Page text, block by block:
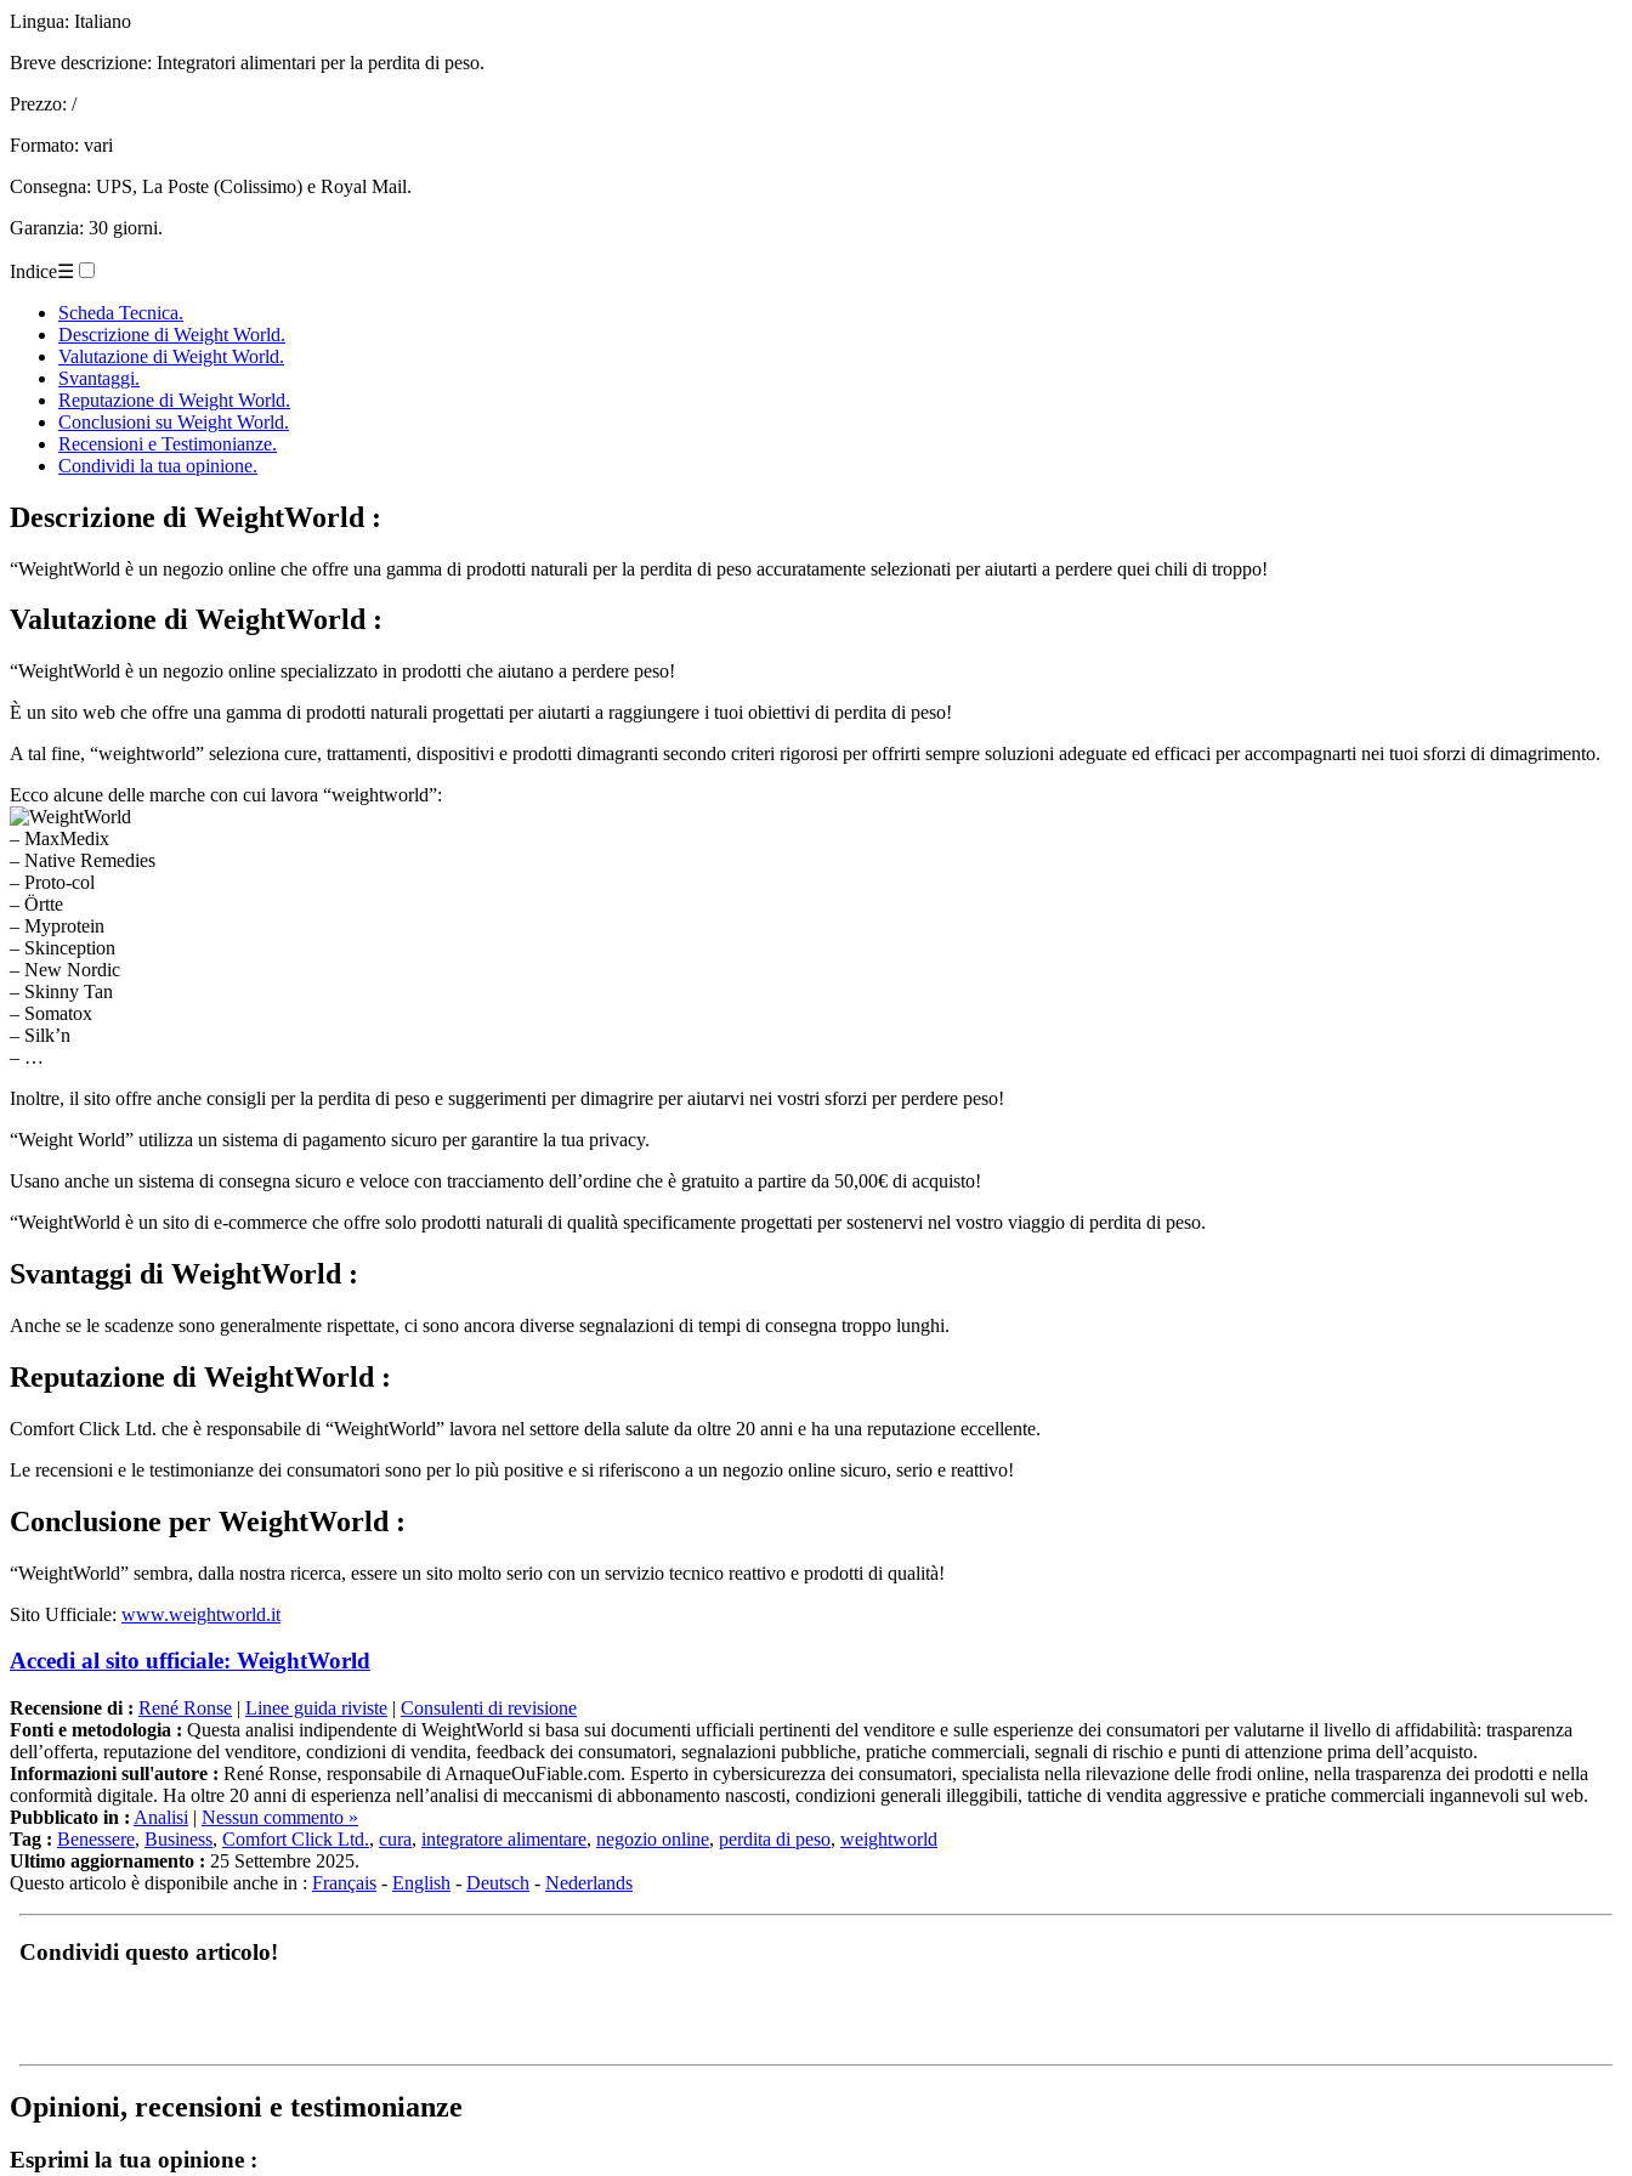
Lingua: Italiano
Breve descrizione: Integratori alimentari per la perdita di peso.
Prezzo: /
Formato: vari
Consegna: UPS, La Poste (Colissimo) e Royal Mail.
Garanzia: 30 giorni.
Indice☰
Scheda Tecnica.
Descrizione di Weight World.
Valutazione di Weight World.
Svantaggi.
Reputazione di Weight World.
Conclusioni su Weight World.
Recensioni e Testimonianze.
Condividi la tua opinione.
Descrizione di WeightWorld :
“WeightWorld è un negozio online che offre una gamma di prodotti naturali per la perdita di peso accuratamente selezionati per aiutarti a perdere quei chili di troppo!
Valutazione di WeightWorld :
“WeightWorld è un negozio online specializzato in prodotti che aiutano a perdere peso!
È un sito web che offre una gamma di prodotti naturali progettati per aiutarti a raggiungere i tuoi obiettivi di perdita di peso!
A tal fine, “weightworld” seleziona cure, trattamenti, dispositivi e prodotti dimagranti secondo criteri rigorosi per offrirti sempre soluzioni adeguate ed efficaci per accompagnarti nei tuoi sforzi di dimagrimento.
Ecco alcune delle marche con cui lavora “weightworld”:
– MaxMedix
– Native Remedies
– Proto-col
– Örtte
– Myprotein
– Skinception
– New Nordic
– Skinny Tan
– Somatox
– Silk’n
– …
Inoltre, il sito offre anche consigli per la perdita di peso e suggerimenti per dimagrire per aiutarvi nei vostri sforzi per perdere peso!
“Weight World” utilizza un sistema di pagamento sicuro per garantire la tua privacy.
Usano anche un sistema di consegna sicuro e veloce con tracciamento dell’ordine che è gratuito a partire da 50,00€ di acquisto!
“WeightWorld è un sito di e-commerce che offre solo prodotti naturali di qualità specificamente progettati per sostenervi nel vostro viaggio di perdita di peso.
Svantaggi di WeightWorld :
Anche se le scadenze sono generalmente rispettate, ci sono ancora diverse segnalazioni di tempi di consegna troppo lunghi.
Reputazione di WeightWorld :
Comfort Click Ltd. che è responsabile di “WeightWorld” lavora nel settore della salute da oltre 20 anni e ha una reputazione eccellente.
Le recensioni e le testimonianze dei consumatori sono per lo più positive e si riferiscono a un negozio online sicuro, serio e reattivo!
Conclusione per WeightWorld :
“WeightWorld” sembra, dalla nostra ricerca, essere un sito molto serio con un servizio tecnico reattivo e prodotti di qualità!
Sito Ufficiale: www.weightworld.it
Accedi al sito ufficiale: WeightWorld
Recensione di : René Ronse | Linee guida riviste | Consulenti di revisione
Fonti e metodologia : Questa analisi indipendente di WeightWorld si basa sui documenti ufficiali pertinenti del venditore e sulle esperienze dei consumatori per valutarne il livello di affidabilità: trasparenza
dell’offerta, reputazione del venditore, condizioni di vendita, feedback dei consumatori, segnalazioni pubbliche, pratiche commerciali, segnali di rischio e punti di attenzione prima dell’acquisto.
Informazioni sull'autore : René Ronse, responsabile di ArnaqueOuFiable.com. Esperto in cybersicurezza dei consumatori, specialista nella rilevazione delle frodi online, nella trasparenza dei prodotti e nella
conformità digitale. Ha oltre 20 anni di esperienza nell’analisi di meccanismi di abbonamento nascosti, condizioni generali illeggibili, tattiche di vendita aggressive e pratiche commerciali ingannevoli sul web.
Pubblicato in : Analisi | Nessun commento »
Tag : Benessere, Business, Comfort Click Ltd., cura, integratore alimentare, negozio online, perdita di peso, weightworld
Ultimo aggiornamento : 25 Settembre 2025.
Questo articolo è disponibile anche in : Français - English - Deutsch - Nederlands
Condividi questo articolo!
Opinioni, recensioni e testimonianze
Esprimi la tua opinione :